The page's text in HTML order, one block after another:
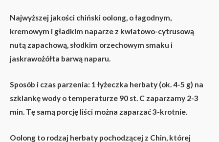
Najwyższej jakości chiński oolong, o łagodnym,
kremowym i gładkim naparze z kwiatowo-cytrusową
nutą zapachową, słodkim orzechowym smaku i
jaskrawożółta barwą naparu.
Sposób i czas parzenia: 1 łyżeczka herbaty (ok. 4-5 g) na
szklankę wody o temperaturze 90 st. C zaparzamy 2-3
min. Tę samą porcję liści można zaparzać 3-krotnie.
Oolong to rodzaj herbaty pochodzącej z Chin, której